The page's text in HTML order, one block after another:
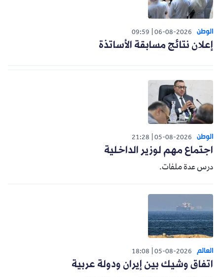
الوطن 06-08-2026
09:59
إعلان نتائج مسابقة الأساتذة
الوطن 05-08-2026
21:28
اجتماع مهم لوزير الداخلية
درس عدة ملفات.
العالم 05-08-2026
18:08
اتفاق وشيك بين إيران ودولة عربية